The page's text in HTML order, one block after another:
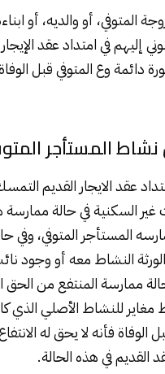
المتوفي، أو والديه، أو
إليهم في امتدادعقد الإيجار
دائمة وع المتوفي قبل
المستأجر
عقد الايجار القديم
غير السكنيةفي حالة ممارسة
المستأجر المتوفي، وفي
الورثة النشاط معه أو وجود
ممارسة المنتفع من الحق
مغاير للنشاط الأصلي الذي
الوفاة فأنه لا يحق له
القديم في هذه الحالة.